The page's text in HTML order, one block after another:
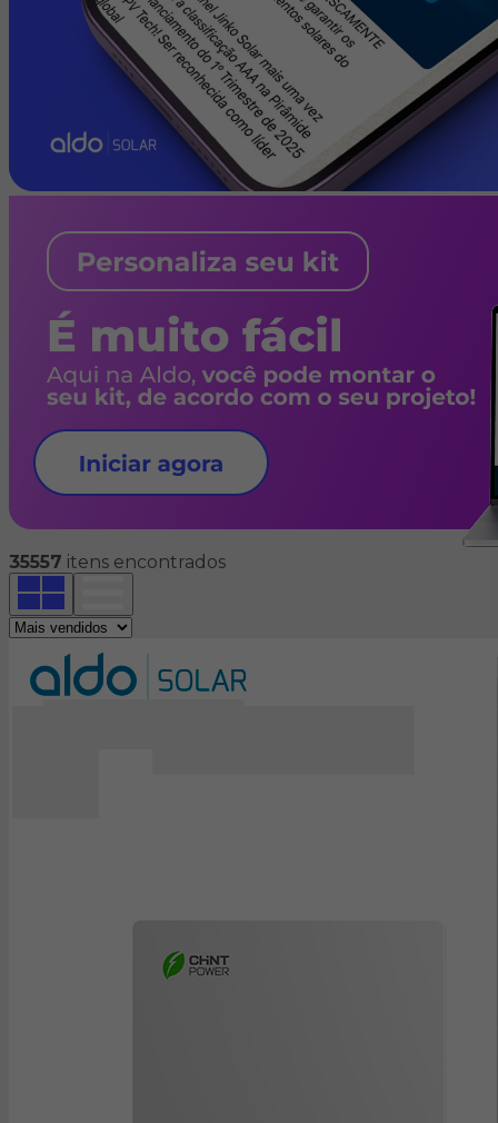
35557 itens encontrados